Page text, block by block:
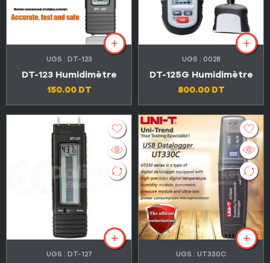
UGS : DT-123
DT-123 Humidimètre
150.00 DT
UGS : 0028
DT-125G Humidimètre
800.00 DT
UGS : DT-127 UGS : UT330C